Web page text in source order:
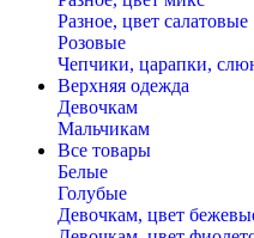
Разное, цвет салатовые
Розовые
Чепчики, царапки,
Верхняя одежда
Девочкам
Мальчикам
Все товары
Белые
Голубые
Девочкам, цвет